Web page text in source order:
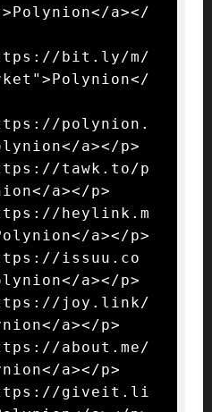
a></
bit.ly/m/
polynion.
a></p>
tawk.to/p
a></p>
heylink.m
a></p>
issuu.co
a></p>
joy.link/
a></p>
about.me/
a></p>
giveit.li